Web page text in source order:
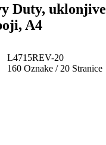
Duty, uklonjive
A4
L4715REV-20
160 Oznake / 20 Stranice